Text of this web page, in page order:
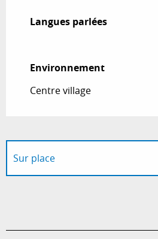
Langues parlées
Langues parlées
Environnement
Environnement
Centre village
Sur place